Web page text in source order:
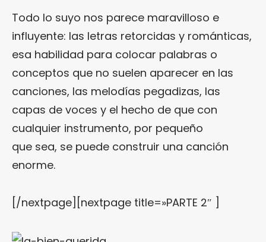
Todo lo suyo nos parece maravilloso e
influyente: las letras retorcidas y románticas,
esa habilidad para colocar palabras o
conceptos que no suelen aparecer en las
canciones, las melodías pegadizas, las
capas de voces y el hecho de que con
cualquier instrumento, por pequeño
que sea, se puede construir una canción
enorme.
[/nextpage][nextpage title=»PARTE 2″ ]